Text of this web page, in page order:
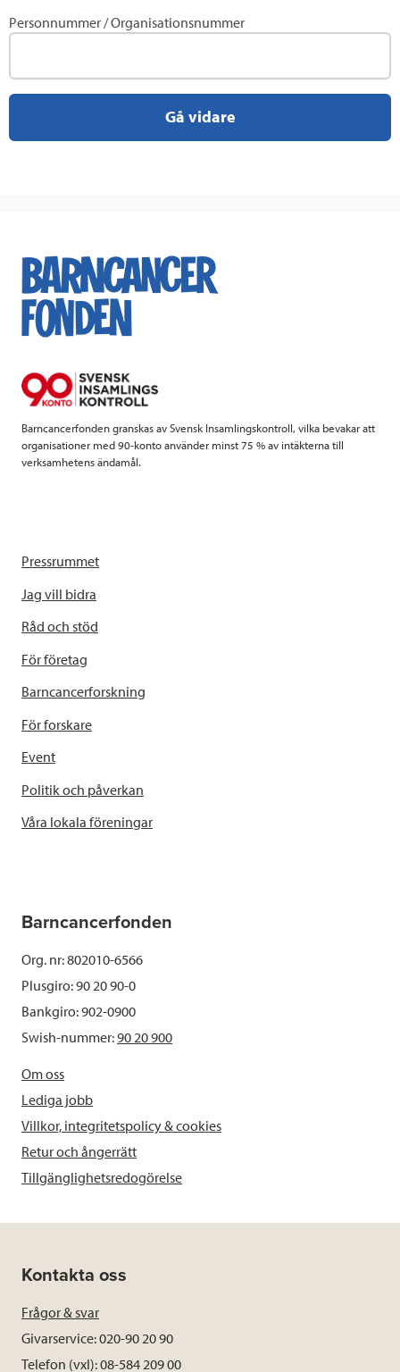
ett
Personnummer / Organisationsnummer
Gå vidare
Barncancerfonden granskas av Svensk Insamlingskontroll, vilka bevakar att
organisationer med 90-konto använder minst 75 % av intäkterna till
verksamhetens ändamål.
Pressrummet
Jag vill bidra
Råd och stöd
För företag
Barncancerforskning
För forskare
Event
Politik och påverkan
Våra lokala föreningar
Barncancerfonden
Org. nr: 802010-6566
Plusgiro: 90 20 90-0
Bankgiro: 902-0900
Swish-nummer:90 20 900
Om oss
Lediga jobb
Villkor, integritetspolicy & cookies
Retur och ångerrätt
Tillgänglighetsredogörelse
Kontakta oss
Frågor & svar
Givarservice: 020-90 20 90
Telefon (vxl): 08-584 209 00